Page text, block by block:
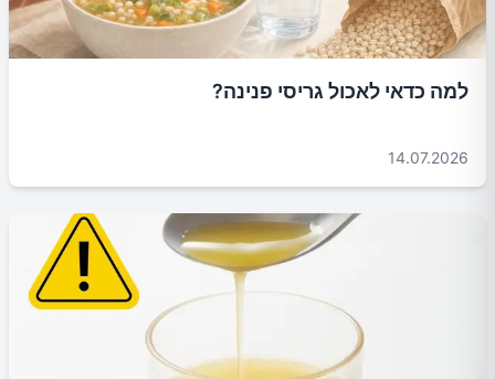
למה כדאי לאכול גריסי פנינה?
14.07.2026